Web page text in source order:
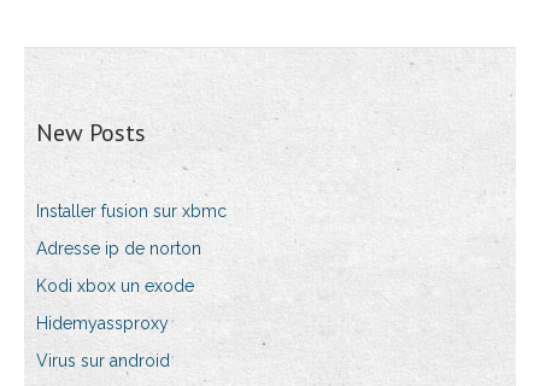
New Posts
Installer fusion sur xbmc
Adresse ip de norton
Kodi xbox un exode
Hidemyassproxy
Virus sur android